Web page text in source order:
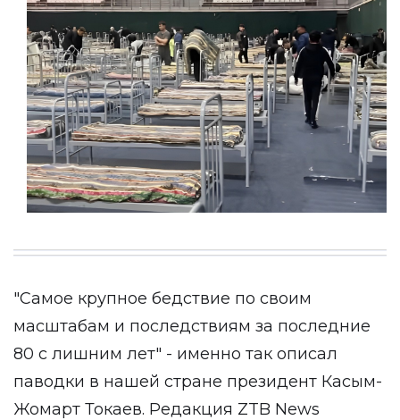
"Самое крупное бедствие по своим
масштабам и последствиям за последние
80 с лишним лет" - именно так описал
паводки в нашей стране президент Касым-
Жомарт Токаев. Редакция ZTB News